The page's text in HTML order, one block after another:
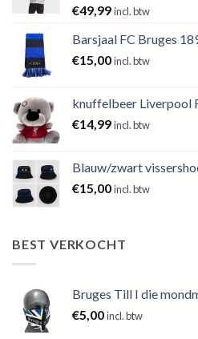
€49,99incl. btw
Barsjaal FC Bruges
€15,00incl. btw
knuffelbeer Liverpool
€14,99incl. btw
Blauw/zwart
€15,00incl. btw
BEST VERKOCHT
Bruges Till I die
€5,00incl. btw